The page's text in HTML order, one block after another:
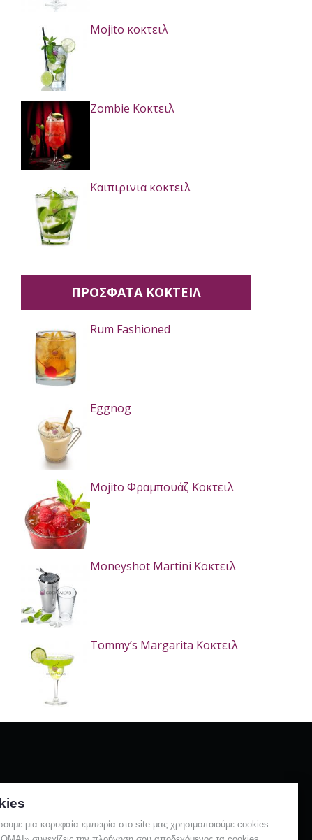
μια κορυφαία εμπειρία στο site μας χρησιμοποιούμε cookies.
Mojito κοκτειλ
Zombie Κοκτειλ
Καιπιρινια κοκτειλ
ΠΡΟΣΦΑΤΑ ΚΟΚΤΕΙΛ
Rum Fashioned
Eggnog
Mojito Φραμπουάζ Κοκτειλ
Moneyshot Martini Κοκτειλ
Tommy’s Margarita Κοκτειλ
ΛεμόνιΜαρασκίνοΜαρτινι